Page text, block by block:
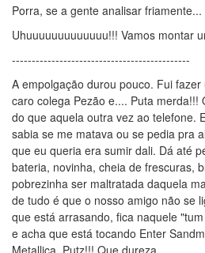
Porra, se a gente analisar
Uhuuuuuuuuuuuuu!!! Vamos montar
---------------------------------------------
A empolgação durou pouco. Fui
caro colega Pezão e.... Puta merda!!!
do que aquela outra vez ao telefone.
sabia se me matava ou se pedia pra
que eu queria era sumir dali. Dá até
bateria, novinha, cheia de frescuras,
pobrezinha ser maltratada daquela
de tudo é que o nosso amigo não se
que está arrasando, fica naquele
e acha que está tocando Enter
Metallica. Putz!!! Que dureza.